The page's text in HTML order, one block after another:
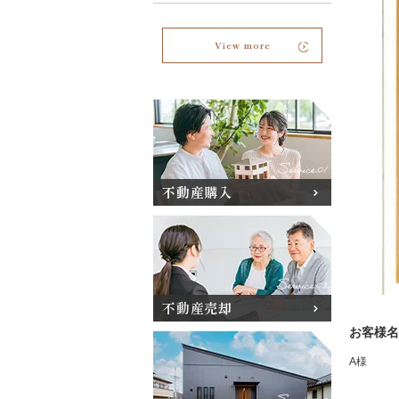
お客様
A様
View more
不動産購入
不動産売却